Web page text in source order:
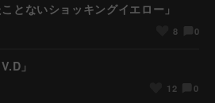
とないショッキングイエロー」
8 0
」
12 0